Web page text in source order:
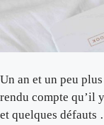
Un an et un peu
rendu compte qu’il
et quelques défauts